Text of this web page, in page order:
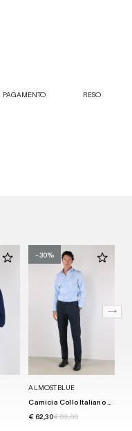
PAGAMENTO RESO
-30%
ALMOSTBLUE
€ 62,30€ 89,00